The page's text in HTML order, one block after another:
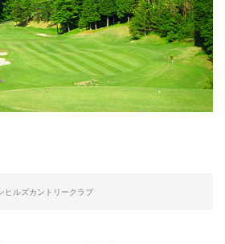
ヒルズカントリークラブ